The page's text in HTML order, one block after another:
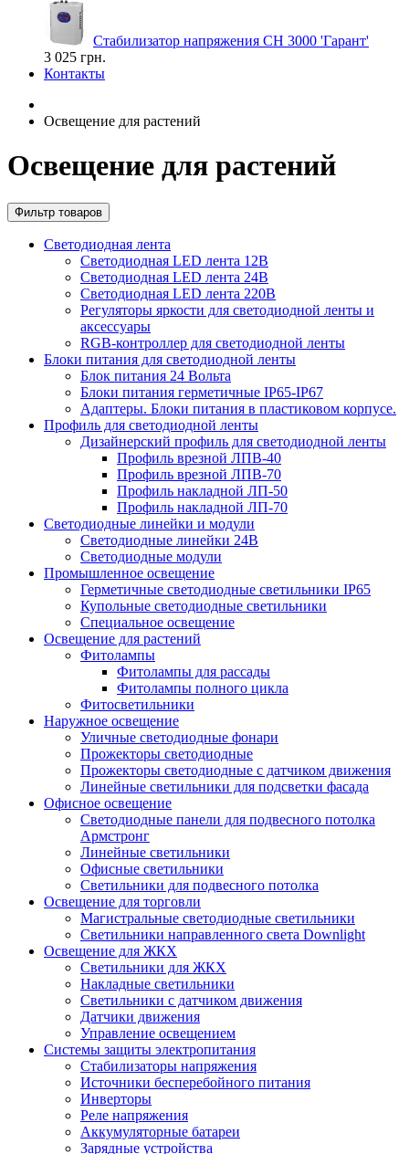
Стабилизатор напряжения СН 3000 'Гарант'
3 025 грн.
Контакты
Освещение для растений
Освещение для растений
Фильтр товаров
Светодиодная лента
Светодиодная LED лента 12В
Светодиодная LED лента 24В
Светодиодная LED лента 220В
Регуляторы яркости для светодиодной ленты и
аксессуары
RGB-контроллер для светодиодной ленты
Блоки питания для светодиодной ленты
Блок питания 24 Вольта
Блоки питания герметичные IP65-IP67
Адаптеры. Блоки питания в пластиковом корпусе.
Профиль для светодиодной ленты
Дизайнерский профиль для светодиодной ленты
Профиль врезной ЛПВ-40
Профиль врезной ЛПВ-70
Профиль накладной ЛП-50
Профиль накладной ЛП-70
Светодиодные линейки и модули
Светодиодные линейки 24В
Светодиодные модули
Промышленное освещение
Герметичные светодиодные светильники IP65
Купольные светодиодные светильники
Специальное освещение
Освещение для растений
Фитолампы
Фитолампы для рассады
Фитолампы полного цикла
Фитосветильники
Наружное освещение
Уличные светодиодные фонари
Прожекторы светодиодные
Прожекторы светодиодные с датчиком движения
Линейные светильники для подсветки фасада
Офисное освещение
Cветодиодные панели для подвесного потолка
Армстронг
Линейные светильники
Офисные светильники
Светильники для подвесного потолка
Освещение для торговли
Магистральные светодиодные светильники
Светильники направленного света Downlight
Освещение для ЖКХ
Светильники для ЖКХ
Накладные светильники
Светильники с датчиком движения
Датчики движения
Управление освещением
Системы защиты электропитания
Стабилизаторы напряжения
Источники бесперебойного питания
Инверторы
Реле напряжения
Аккумуляторные батареи
Зарядные устройства